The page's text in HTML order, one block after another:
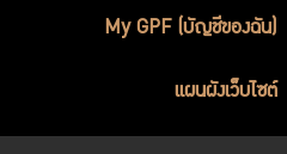
My GPF (บัญชีของฉัน)
แผนผังเว็บไซต์